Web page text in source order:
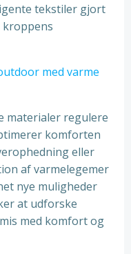
tekstiler gjort
med varme
materialer regulere
komforten
eller
af varmelegemer
nye muligheder
at udforske
med komfort og